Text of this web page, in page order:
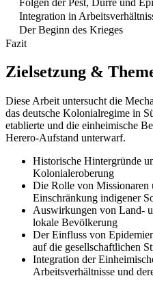
Integration in
Der Beginn des Krieges
Fazit
Zielsetzung &
Diese Arbeit untersucht die
das deutsche Kolonialregime in
etablierte und die einheimische
Herero-Aufstand unterwarf.
Historische Hintergründe
Kolonialeroberung
Die Rolle von Missionaren
Einschränkung indigener
Auswirkungen von Land-
lokale Bevölkerung
Der Einfluss von
auf die gesellschaftlichen
Integration der
Arbeitsverhältnisse und